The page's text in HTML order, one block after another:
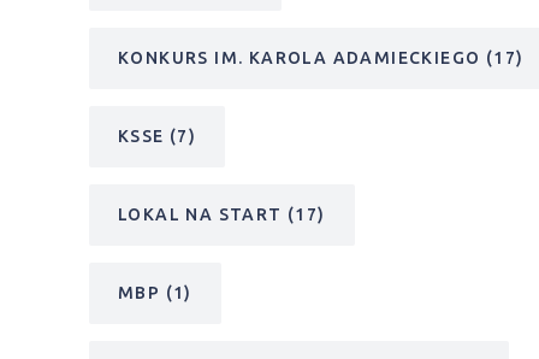
KONKURS IM. KAROLA ADAMIECKIEGO (17)
KSSE (7)
LOKAL NA START (17)
MBP (1)